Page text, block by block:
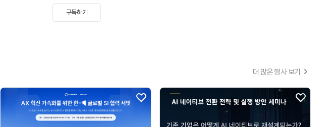
구독하기
더 많은 행사 보기